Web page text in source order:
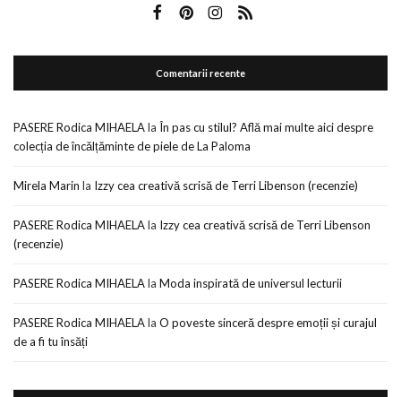
Comentarii recente
PASERE Rodica MIHAELAla În pas cu stilul? Află mai multe aici despre
colecția de încălțăminte de piele de La Paloma
Mirela Marin la Izzy cea creativă scrisă de Terri Libenson (recenzie)
PASERE Rodica MIHAELAla Izzy cea creativă scrisă de Terri Libenson
(recenzie)
PASERE Rodica MIHAELAla Moda inspirată de universul lecturii
PASERE Rodica MIHAELAla O poveste sinceră despre emoții și curajul
de a fi tu însăți